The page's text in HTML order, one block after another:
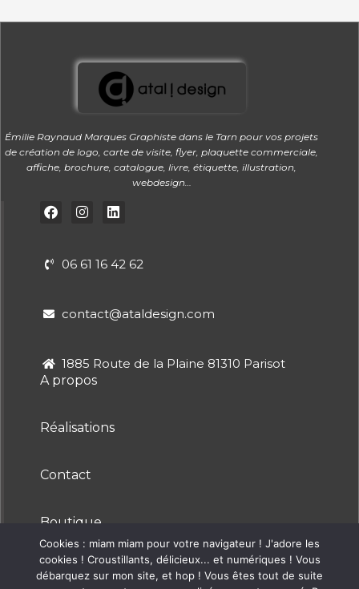
Émilie Raynaud Marques Graphiste dans le Tarn pour vos projets
de création de logo, carte de visite, flyer, plaquette commerciale,
affiche, brochure, catalogue, livre, étiquette, illustration,
webdesign…
06 61 16 42 62
contact@ataldesign.com
1885 Route de la Plaine 81310 Parisot
A propos
Réalisations
Contact
Boutique
CGV
CGU
Cookies : miam miam pour votre navigateur ! J'adore les
cookies ! Croustillants, délicieux... et numériques ! Vous
débarquez sur mon site, et hop ! Vous êtes tout de suite